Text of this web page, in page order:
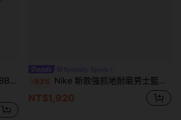
款
-93% Nike 新款強抓地耐磨男士籃球鞋 Jordan Tatum 3 強力支撐緩震舒適訓練中筒籃球鞋 多色拼接休閒籃球鞋 球場暢銷款 HF3087-103
NT$1,920